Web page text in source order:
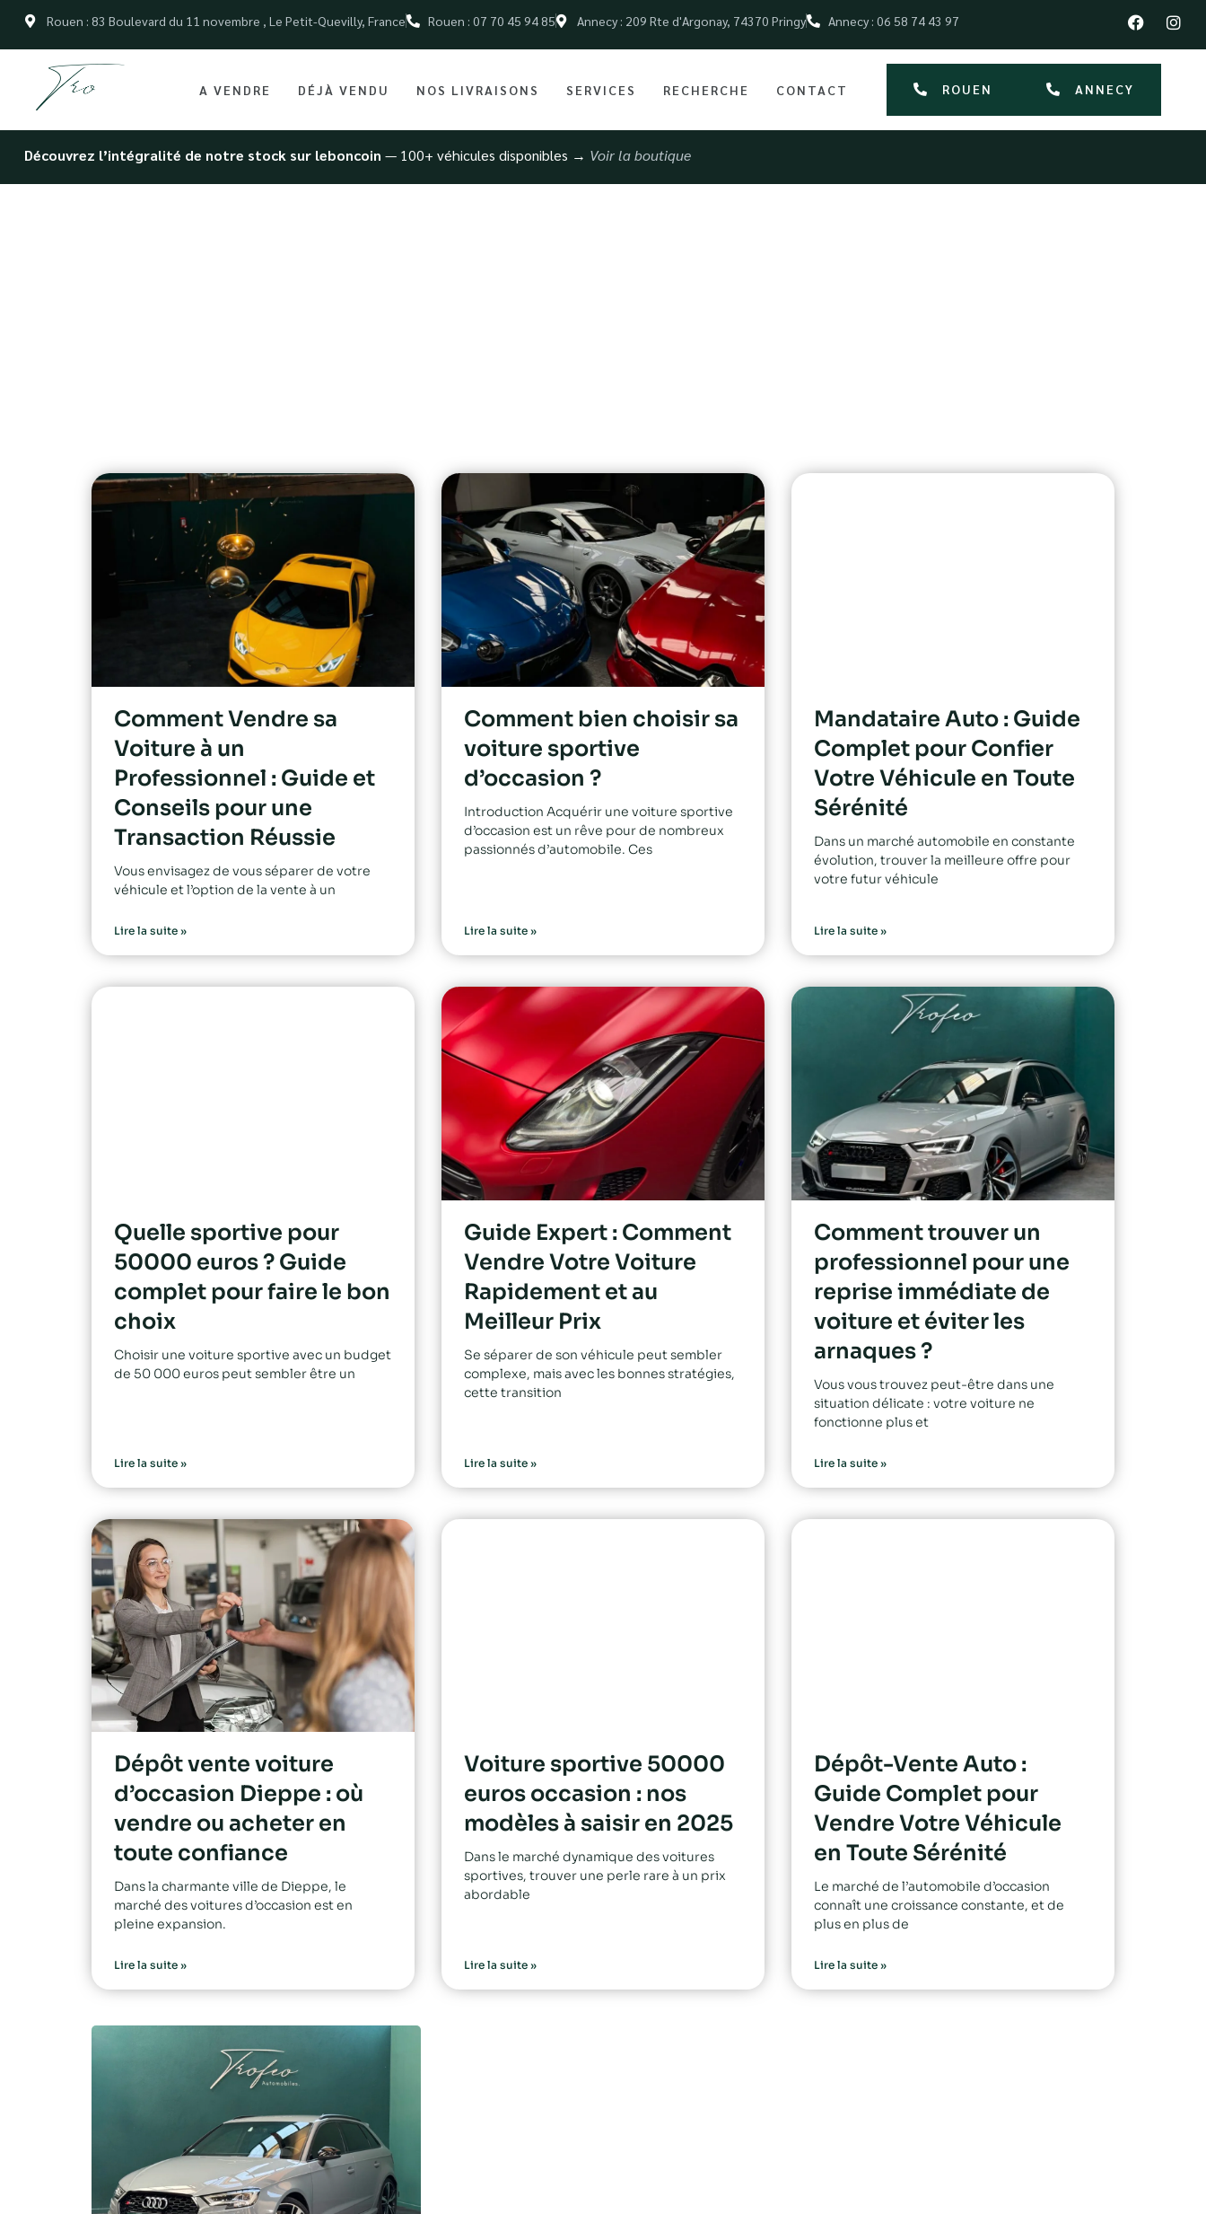
Rouen : 83 Boulevard du 11 novembre , Le Petit-Quevilly, France Rouen : 07 70 45 94 85 Annecy : 209 Rte d'Argonay, 74370 Pringy Annecy : 06 58 74 43 97
A VENDRE DÉJÀ VENDU NOS LIVRAISONS SERVICES RECHERCHE CONTACT ROUEN ANNECY
Découvrez l’intégralité de notre stock sur leboncoin — 100+ véhicules disponibles → Voir la boutique
Comment Vendre sa
Voiture à un
Professionnel : Guide et
Conseils pour une
Transaction Réussie
Vous envisagez de vous séparer de votre
véhicule et l’option de la vente à un
Lire la suite »
Comment bien choisir sa
voiture sportive
d’occasion ?
Introduction Acquérir une voiture sportive
d’occasion est un rêve pour de nombreux
passionnés d’automobile. Ces
Lire la suite »
Mandataire Auto : Guide
Complet pour Confier
Votre Véhicule en Toute
Sérénité
Dans un marché automobile en constante
évolution, trouver la meilleure offre pour
votre futur véhicule
Lire la suite »
Quelle sportive pour
50000 euros ? Guide
complet pour faire le bon
choix
Choisir une voiture sportive avec un budget
de 50 000 euros peut sembler être un
Lire la suite »
Guide Expert : Comment
Vendre Votre Voiture
Rapidement et au
Meilleur Prix
Se séparer de son véhicule peut sembler
complexe, mais avec les bonnes stratégies,
cette transition
Lire la suite »
Comment trouver un
professionnel pour une
reprise immédiate de
voiture et éviter les
arnaques ?
Vous vous trouvez peut-être dans une
situation délicate : votre voiture ne
fonctionne plus et
Lire la suite »
Dépôt vente voiture
d’occasion Dieppe : où
vendre ou acheter en
toute confiance
Dans la charmante ville de Dieppe, le
marché des voitures d’occasion est en
pleine expansion.
Lire la suite »
Voiture sportive 50000
euros occasion : nos
modèles à saisir en 2025
Dans le marché dynamique des voitures
sportives, trouver une perle rare à un prix
abordable
Lire la suite »
Dépôt-Vente Auto :
Guide Complet pour
Vendre Votre Véhicule
en Toute Sérénité
Le marché de l’automobile d’occasion
connaît une croissance constante, et de
plus en plus de
Lire la suite »